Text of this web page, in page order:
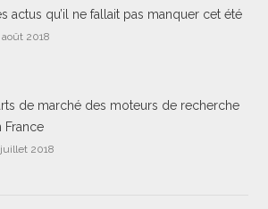
actus qu’il ne fallait pas manquer cet été
août 2018
de marché des moteurs de recherche
France
juillet 2018